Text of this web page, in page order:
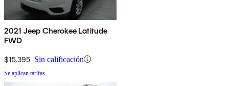
2021 Jeep Cherokee Latitude
FWD
$15,395 Sin calificación
Se aplican tarifas